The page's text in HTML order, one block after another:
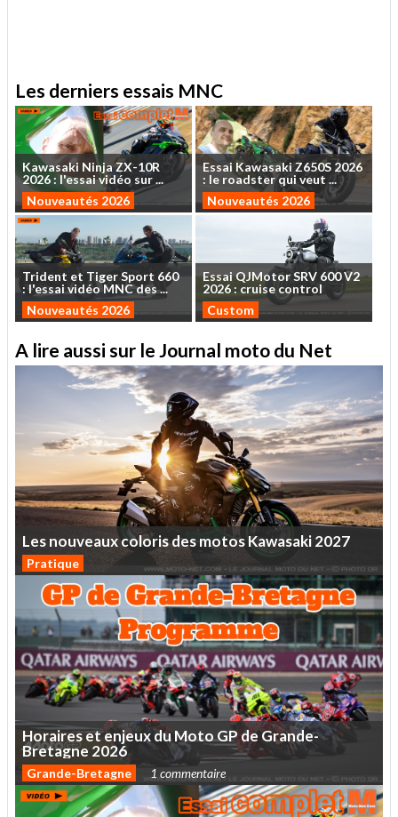
Les derniers essais MNC
Kawasaki NinjaZX-10R
2026: l'essaividéo sur...
Nouveautés 2026
Essai Kawasaki Z650S 2026
: le roadsterquiveut ...
Nouveautés 2026
Trident et TigerSport 660
: l'essaividéo MNCdes...
Nouveautés 2026
EssaiQJMotorSRV 600V2
2026 : cruise control
Custom
A lire aussi sur le Journal moto du Net
LesnouveauxcolorisdesmotosKawasaki2027
Pratique
HorairesetenjeuxduMotoGPdeGrande-
Bretagne 2026
Grande-Bretagne 1 commentaire